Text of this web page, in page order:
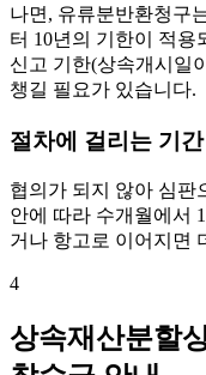
나면, 유류분반환청구
터 10년의 기한이 적용
신고 기한(상속개시일
챙길 필요가 있습니다.
절차에 걸리는 기간
협의가 되지 않아 심판
안에 따라 수개월에서
거나 항고로 이어지면
4
상속재산분할